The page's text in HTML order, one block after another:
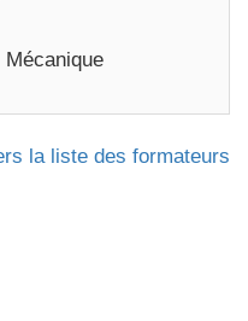
la liste des formateurs